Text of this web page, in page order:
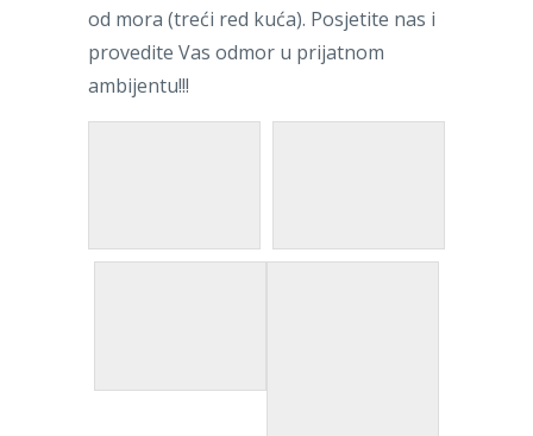
od mora (treći red kuća). Posjetite nas i
provedite Vas odmor u prijatnom
ambijentu!!!